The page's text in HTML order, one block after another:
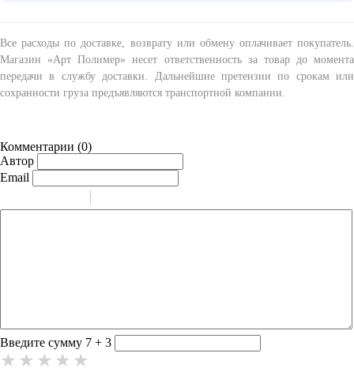
Все расходы по доставке, возврату или обмену оплачивает покупатель.
Магазин «Арт Полимер» несет ответственность за товар до момента
передачи в службу доставки. Дальнейшие претензии по срокам или
сохранности груза предъявляются транспортной компании.
Комментарии (0)
Автор
Email
-
-
-
Введите сумму 7 + 3